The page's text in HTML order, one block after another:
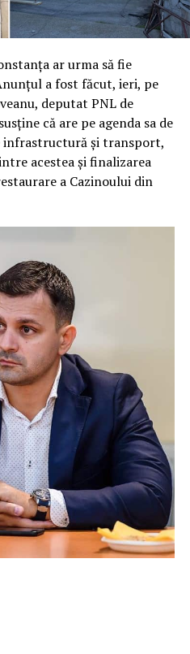
ar urma să fie
a fost făcut, ieri, pe
deputat PNL de
că are pe agenda sa de
infrastructură și transport,
acestea și finalizarea
a Cazinoului din